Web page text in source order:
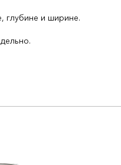
глубине и ширине.